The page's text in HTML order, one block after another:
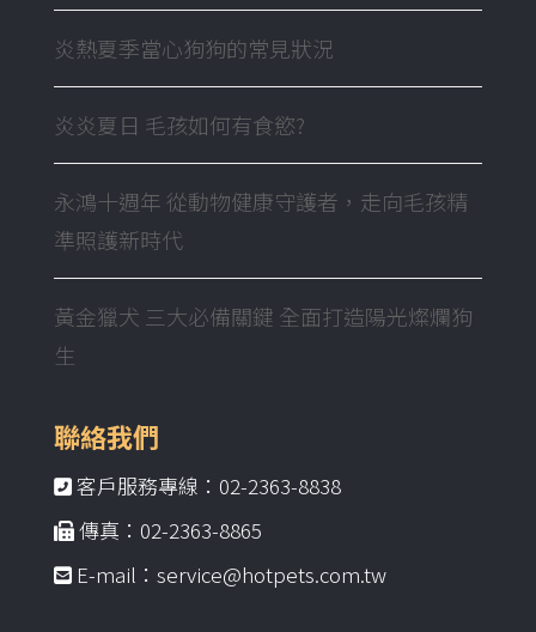
炎熱夏季當心狗狗的常見狀況
炎炎夏日 毛孩如何有食慾?
永鴻十週年 從動物健康守護者，走向毛孩精
準照護新時代
黃金獵犬 三大必備關鍵 全面打造陽光燦爛狗
生
聯絡我們
客戶服務專線：02-2363-8838
傳真：02-2363-8865
E-mail：service@hotpets.com.tw